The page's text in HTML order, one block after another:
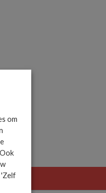
om
'Zelf